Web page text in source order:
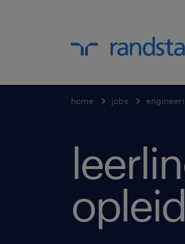
home jobs